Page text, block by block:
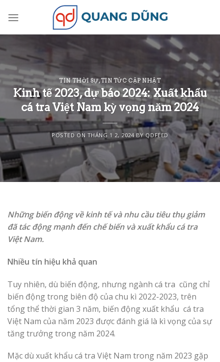
TIN THỜI SỰ,TIN TỨC CẬP NHẬT
Kinh tế 2023, dự báo 2024: Xuất khẩu
cá tra Việt Nam kỳ vọng năm 2024
POSTED ON THÁNG 1 2, 2024BYQDFEED
Những biến động về kinh tế và nhu cầu tiêu thụ giảm
đã tác động mạnh đến chế biến và xuất khẩu cá tra
Việt Nam.
Nhiều tín hiệu khả quan
Tuy nhiên, dù biến động, nhưng ngành cá tra cũng chỉ
biến động trong biên độ của chu kì 2022-2023, trên
tổng thể thời gian 3 năm, biến động xuất khẩu cá tra
Việt Nam của năm 2023 được đánh giá là kì vọng của sự
tăng trưởng trong năm 2024.
Mặc dù xuất khẩu cá tra Việt Nam trong năm 2023 gặp